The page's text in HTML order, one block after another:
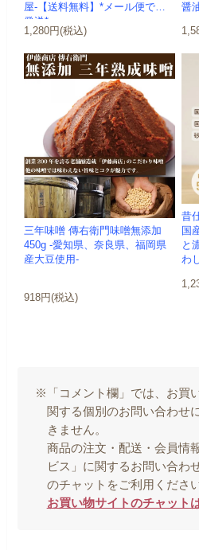
屋-【送料無料】*メール便での
発送*
1,280円(税込)
醤
三年味噌 傳右衛門味噌無添加
450g -愛知県、奈良県、福岡県
産大豆使用-
918円(税込)
昔
国
と
わ
※「コメント欄」では、お買
関する個別のお問い合わせ
きません。
商品の注文・配送・会員情
ビス」に関するお問い合わ
のチャットをご利用ください
お買い物サイトのチャット